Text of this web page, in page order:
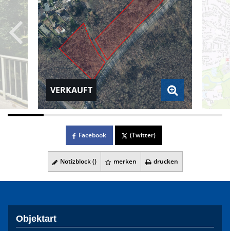
VERKAUFT
Facebook (Twitter)
Notizblock () merken drucken
Objektart